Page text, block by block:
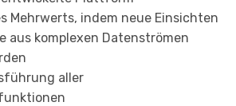
Mehrwerts, indem neue Einsichten
aus komplexen Datenströmen
aller